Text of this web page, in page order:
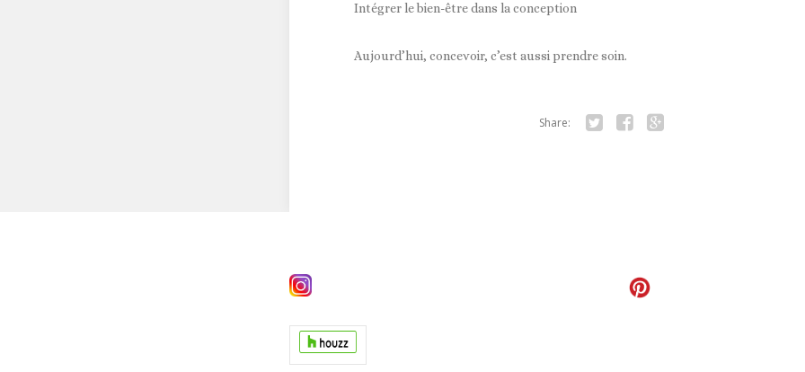
Intégrer le bien-être dans la conception
Aujourd’hui, concevoir, c’est aussi prendre soin.
Share: